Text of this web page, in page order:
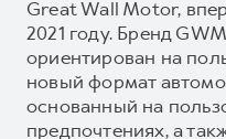
Great Wall Motor,
2021 году. Бренд
ориентирован на
новый формат
основанный на
предпочтениях, а